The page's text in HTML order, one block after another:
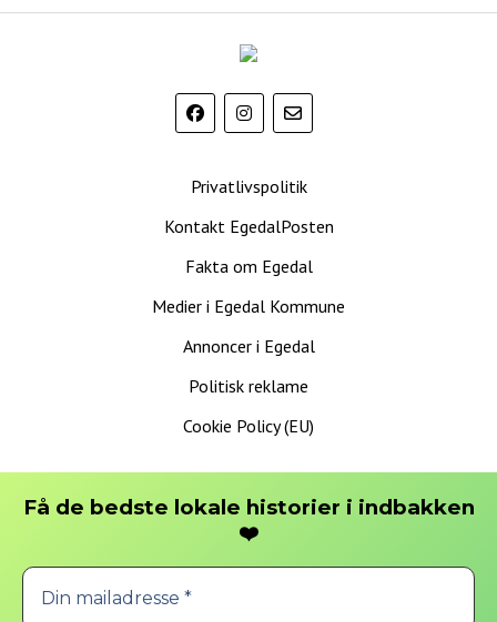
EgedalPosten
Privatlivspolitik
Kontakt EgedalPosten
Fakta om Egedal
Medier i Egedal Kommune
Annoncer i Egedal
Politisk reklame
Cookie Policy (EU)
Få de bedste lokale historier i indbakken
❤️